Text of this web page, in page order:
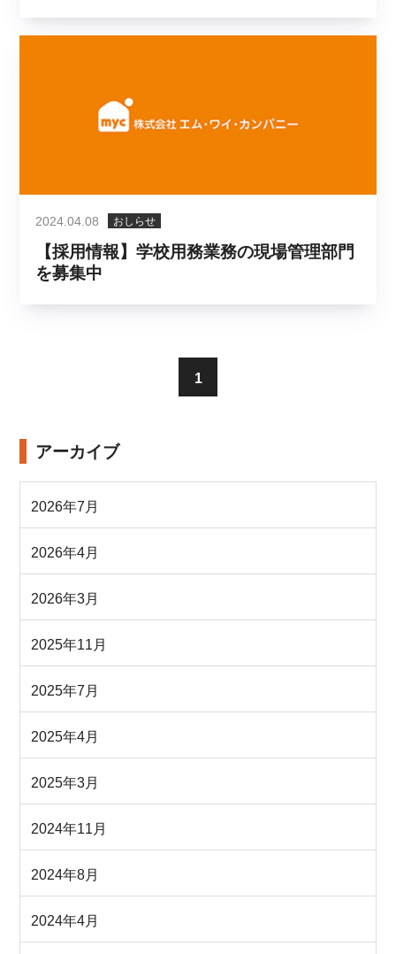
アーカイブ
2026年7月
2026年4月
2026年3月
2025年11月
2025年7月
2025年4月
2025年3月
2024年11月
2024年8月
2024年4月
2024.04.08 おしらせ
【採用情報】学校用務業務の現場管理部門
を募集中
1